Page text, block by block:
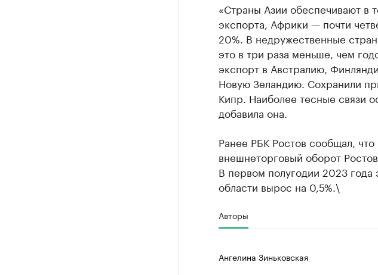
«Страны Азии обеспечивают в
экспорта, Африки — почти
20%. В недружественные
это в три раза меньше, чем
экспорт в Австралию,
Новую Зеландию. Сохранили
Кипр. Наиболее тесные связи
добавила она.
Ранее РБК Ростов сообщал,
внешнеторговый оборот
В первом полугодии 2023 года
области вырос на 0,5%.\
Авторы
Ангелина Зиньковская